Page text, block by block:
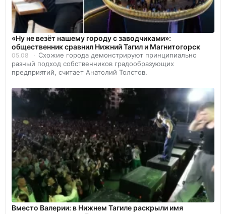
«Ну не везёт нашему городу с заводчиками»:
общественник сравнил Нижний Тагил и Магнитогорск
05.08
Схожие города демонстрируют принципиально
разный подход собственников градообразующих
предприятий, считает Анатолий Толстов.
Вместо Валерии: в Нижнем Тагиле раскрыли имя